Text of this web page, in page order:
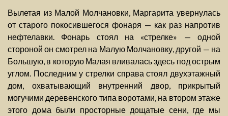
Вылетая из Малой Молчановки, Маргарита увернулась
от старого покосившегося фонаря — как раз напротив
нефтелавки. Фонарь стоял на «стрелке» — одной
стороной он смотрел на Малую Молчановку, другой — на
Большую, в которую Малая вливалась здесь под острым
углом. Последним у стрелки справа стоял двухэтажный
дом, охватывающий внутренний двор, прикрытый
могучими деревенского типа воротами, на втором этаже
этого дома были просторные дощатые сени, где мы